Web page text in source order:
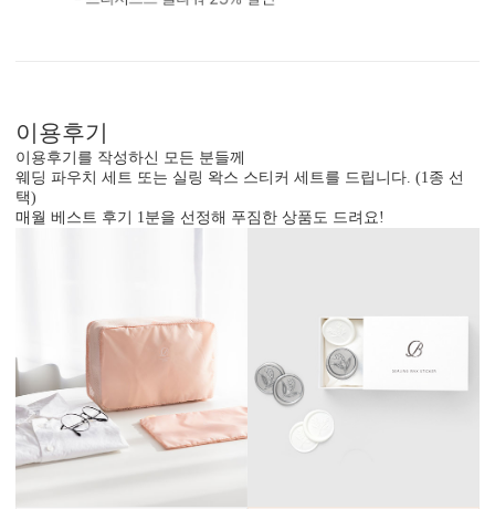
달력이 함께 구성되어 있어 예식일을 기억하기 쉽습니다.
이용후기
이용후기를 작성하신 모든 분들께
웨딩 파우치 세트 또는 실링 왁스 스티커 세트를 드립니다. (1종 선
택)
매월 베스트 후기 1분을 선정해 푸짐한 상품도 드려요!